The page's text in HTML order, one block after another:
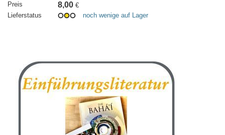
Preis
8,00 €
Lieferstatus
noch wenige auf Lager